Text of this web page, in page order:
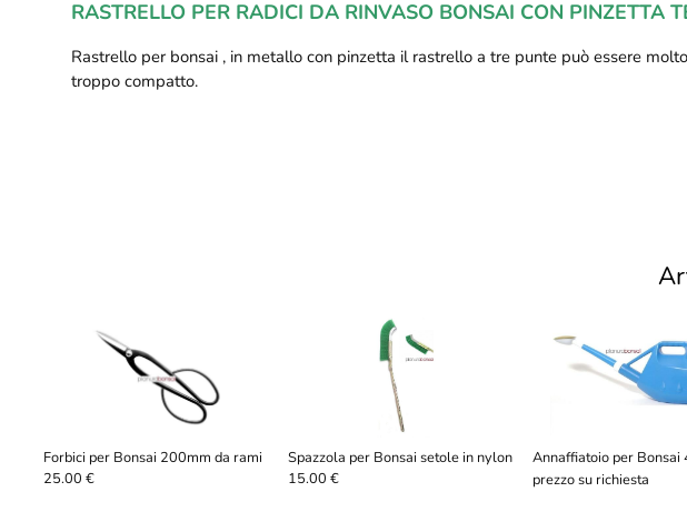
RASTRELLO PER RADICI DA RINVASO BONSAI CON PINZETTA
Rastrello per bonsai , in metallo con pinzetta il rastrello a tre punte può essere
troppo compatto.
Forbici per Bonsai 200mm da rami
25.00 €
Spazzola per Bonsai setole in nylon
15.00 €
Annaffiatoio per Bonsai
prezzo su richiesta